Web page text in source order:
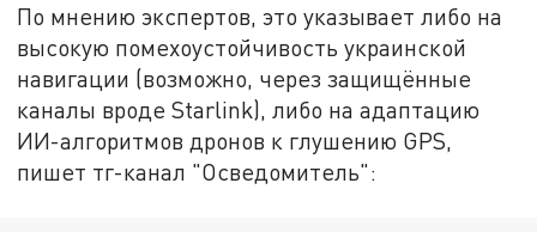
По мнению экспертов, это указывает либо на
высокую помехоустойчивость украинской
навигации (возможно, через защищённые
каналы вроде Starlink), либо на адаптацию
ИИ-алгоритмов дронов к глушению GPS,
пишет тг-канал "Осведомитель":